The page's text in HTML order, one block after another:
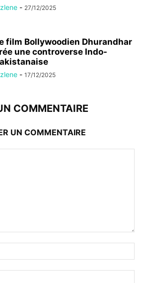
- 27/12/2025
film Bollywoodien Dhurandhar
une controverse Indo-
- 17/12/2025
COMMENTAIRE
UN COMMENTAIRE